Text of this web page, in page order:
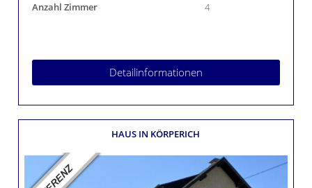
Anzahl Zimmer
4
Detailinformationen
HAUS IN KÖRPERICH